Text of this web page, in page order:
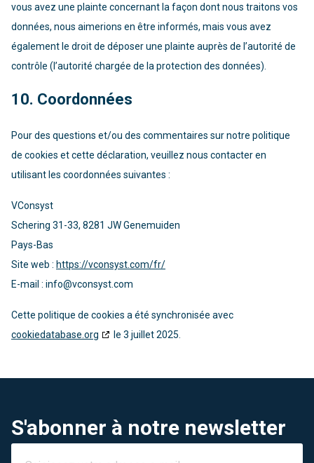
vous avez une plainte concernant la façon dont nous traitons vos
données, nous aimerions en être informés, mais vous avez
également le droit de déposer une plainte auprès de l’autorité de
contrôle (l’autorité chargée de la protection des données).
10. Coordonnées
Pour des questions et/ou des commentaires sur notre politique
de cookies et cette déclaration, veuillez nous contacter en
utilisant les coordonnées suivantes :
VConsyst
Schering 31-33, 8281 JW Genemuiden
Pays-Bas
Site web : https://vconsyst.com/fr/
E-mail : info@vconsyst.com
Cette politique de cookies a été synchronisée avec
cookiedatabase.org
le 3 juillet 2025.
S'abonner à notre newsletter